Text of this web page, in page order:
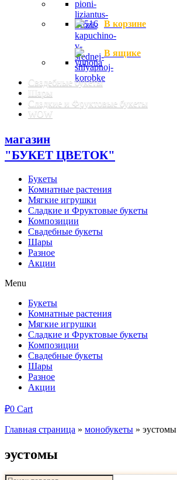
В корзине
В ящике
Свадебные букеты
Шары
Сладкие и Фруктовые букеты
WOW
магазин
"БУКЕТ ЦВЕТОК"
Букеты
Комнатные растения
Мягкие игрушки
Сладкие и Фруктовые букеты
Композиции
Свадебные букеты
Шары
Разное
Акции
Menu
Букеты
Комнатные растения
Мягкие игрушки
Сладкие и Фруктовые букеты
Композиции
Свадебные букеты
Шары
Разное
Акции
₽0 Cart
Главная страница » монобукеты » эустомы
эустомы